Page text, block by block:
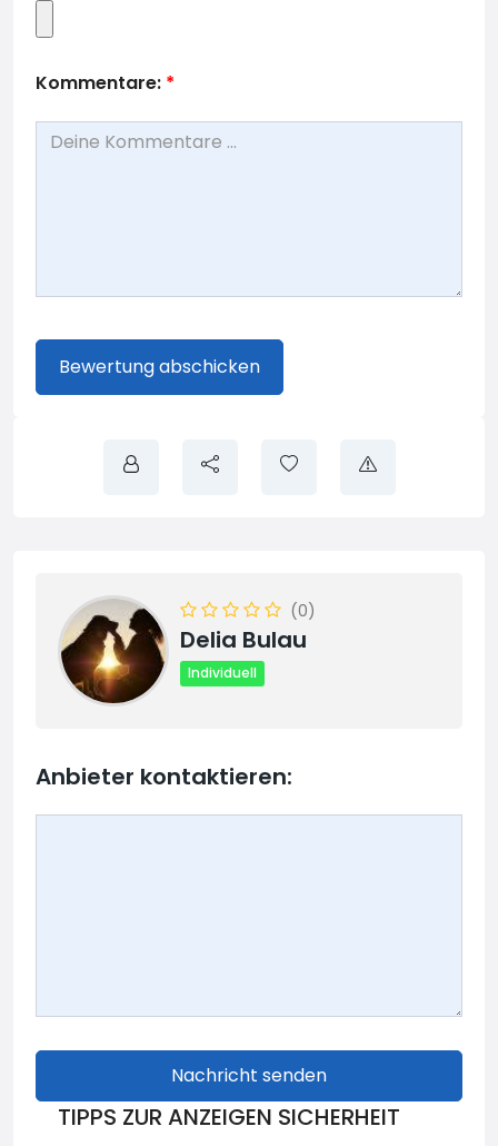
Kommentare: *
(0)
Delia Bulau
Individuell
Anbieter kontaktieren:
Nachricht senden
TIPPS ZUR ANZEIGEN SICHERHEIT